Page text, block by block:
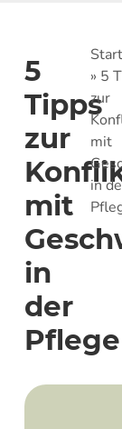
5
Tipps
zur
mit
in
der
Pflege
» 5
zur
mit
in